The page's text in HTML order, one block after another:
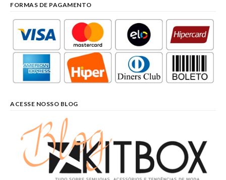
FORMAS DE PAGAMENTO
ACESSE NOSSO BLOG